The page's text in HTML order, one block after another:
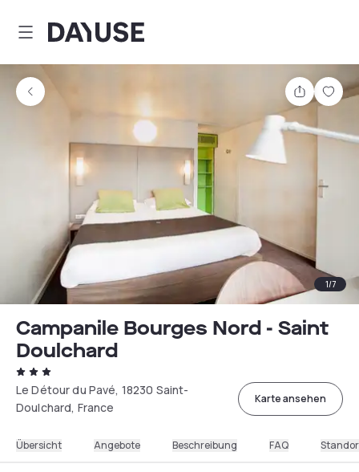
Dayuse
Teilen
1/7
Campanile Bourges Nord - Saint
Doulchard
Le Détour du Pavé, 18230 Saint-
Doulchard, France
Karte ansehen
Übersicht Angebote Beschreibung FAQ